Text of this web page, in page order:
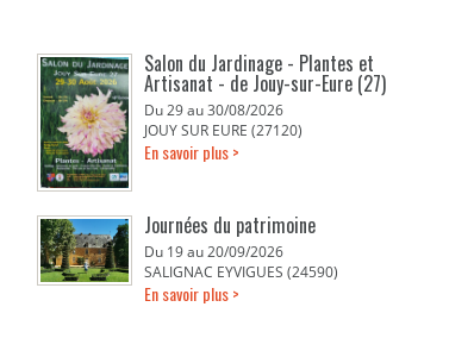
Salon du Jardinage - Plantes et
Artisanat - de Jouy-sur-Eure (27)
Du 29 au 30/08/2026
JOUY SUR EURE (27120)
En savoir plus >
Journées du patrimoine
Du 19 au 20/09/2026
SALIGNAC EYVIGUES (24590)
En savoir plus >